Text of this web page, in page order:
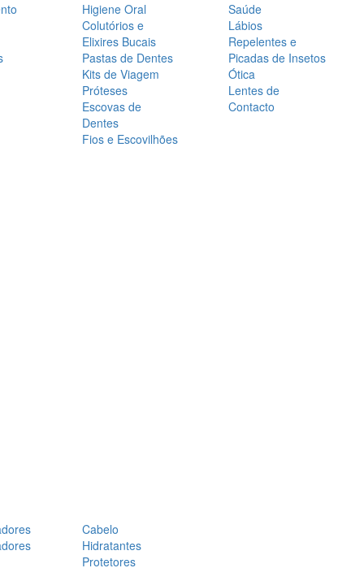
Higiene Oral
Colutórios e
Elixires Bucais
Pastas de Dentes
Kits de Viagem
Próteses
Escovas de
Dentes
Fios e Escovilhões
Saúde
Lábios
Repelentes e
Picadas de Insetos
Ótica
Lentes de
Contacto
Cabelo
Hidratantes
Protetores